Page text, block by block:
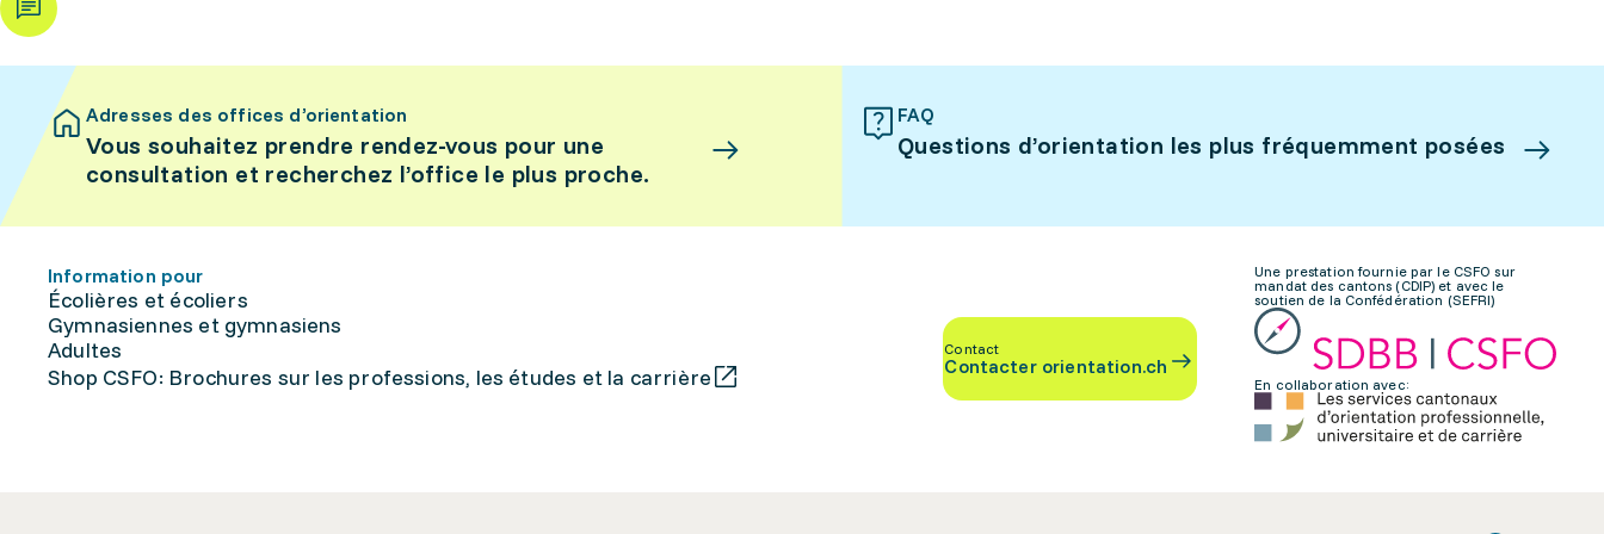
Adresses des offices d’orientation
Vous souhaitez prendre rendez-vous pour une
consultation et recherchez l’office le plus proche.
FAQ
Questions d’orientation les plus fréquemment posées
Information pour
Écolières et écoliers
Gymnasiennes et gymnasiens
Adultes
Shop CSFO: Brochures sur les professions, les études et la carrière
Contact
Contacter orientation.ch
Une prestation fournie par le CSFO sur
mandat des cantons (CDIP) et avec le
soutien de la Confédération (SEFRI)
En collaboration avec: